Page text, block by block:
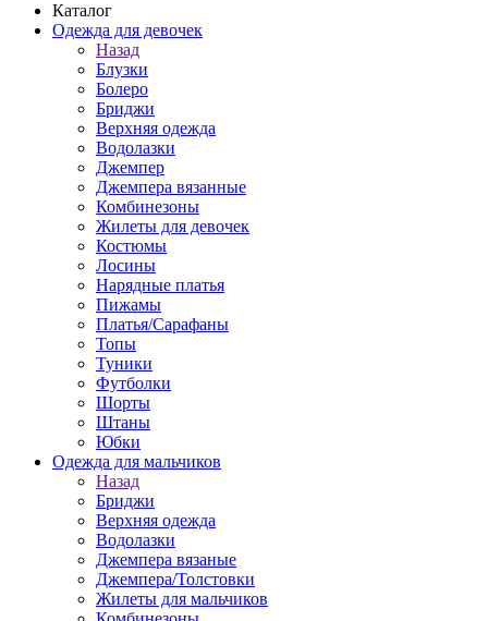
Каталог
Одежда для девочек
Назад
Блузки
Болеро
Бриджи
Верхняя одежда
Водолазки
Джемпер
Джемпера вязанные
Комбинезоны
Жилеты для девочек
Костюмы
Лосины
Нарядные платья
Пижамы
Платья/Сарафаны
Топы
Туники
Футболки
Шорты
Штаны
Юбки
Одежда для мальчиков
Назад
Бриджи
Верхняя одежда
Водолазки
Джемпера вязаные
Джемпера/Толстовки
Жилеты для мальчиков